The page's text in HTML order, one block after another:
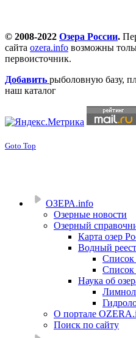
© 2008-2022 Озера России.
сайта ozera.info возможны
первоисточник.
Добавить рыболовную базу,
наш каталог
Goto Top
ОЗЕРА.info
Озерные новости
Озерный
Карта озер
Водный
Список
Список
Наука об
О портале
Поиск по сайту